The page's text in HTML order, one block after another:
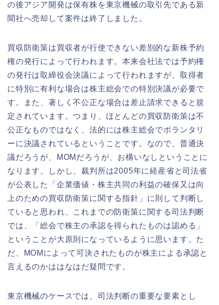
の後アジア開発は保有株を東京機械の取引先である新
聞社へ売却して案件は終了しました。
買収防衛策は買収者が行使できない差別的な新株予約
権の発行によって行われます。本来会社法では予約権
の発行は取締役会決議によって行われますが、取得者
に特別に有利な場合は株主総会での特別決議が必要で
す。また、著しく不公正な場合は差止請求できると規
定されています。つまり、ほとんどの買収防衛策は不
公正なものではなく、法的には株主総会でボランタリ
ーに決議されているということです。なので、普通決
議だろうが、MOMだろうが、お構いなしということに
なります。しかし、裁判所は2005年に経産省と司法省
が公表した「企業価値・株主共同の利益の確保又は向
上のための買収防衛策に関する指針」に則して判断し
ていると思われ、これまでの防衛策に関する司法判断
では、「総会で株主の承認を得られたものは認める」
ということが大原則になっているように思います。た
だ、MOMによって可決されたものが株主による承認と
言えるのかははなはだ疑問です。
東京機械のケースでは、司法判断の重要な要素とし